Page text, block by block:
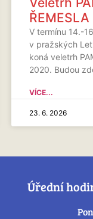
ŘEMESLA
V termínu 14.-
v pražských
koná veletrh
2020. Budou
VÍCE...
23. 6. 2026
Úřední